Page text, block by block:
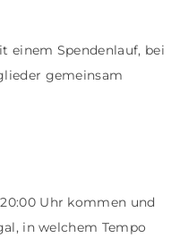
einem Spendenlauf, bei
gemeinsam
Uhr kommen und
in welchem Tempo